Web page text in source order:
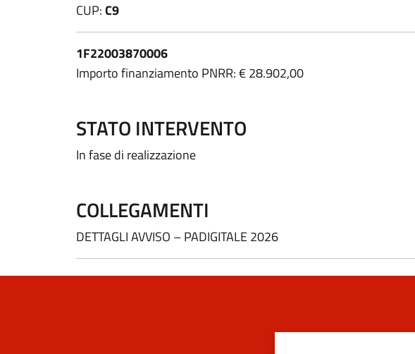
CUP:C9
1F22003870006
Importo finanziamento PNRR: € 28.902,00
STATO INTERVENTO
In fase di realizzazione
COLLEGAMENTI
DETTAGLI AVVISO – PADIGITALE 2026